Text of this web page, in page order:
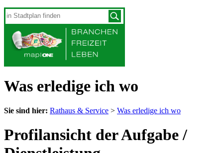
Was erledige ich wo
Sie sind hier: Rathaus & Service > Was erledige ich wo
Profilansicht der Aufgabe /